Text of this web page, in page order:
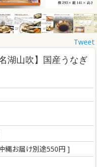
Tweet
名湖山吹】国産うなぎ
縄お届け別途550円 ]